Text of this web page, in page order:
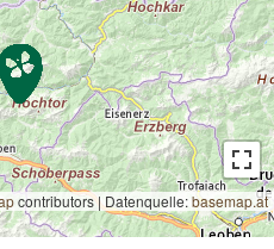
contributors | Datenquelle:basemap.at